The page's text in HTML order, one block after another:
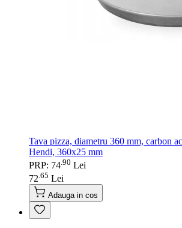
Tava pizza, diametru 360 mm, carbon
Hendi, 360x25 mm
PRP: 74 90 Lei
72 65 Lei
Adauga in cos